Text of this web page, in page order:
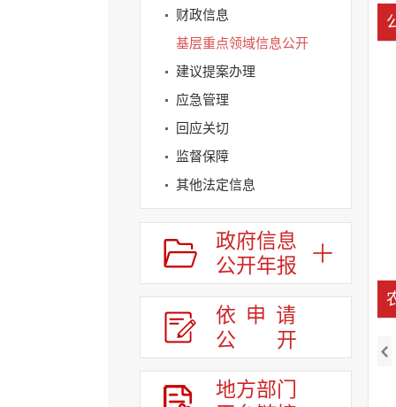
财政信息
基层重点领域信息公开
建议提案办理
应急管理
回应关切
监督保障
其他法定信息
政府信息
公开年报
依申请
公
开
地方部门